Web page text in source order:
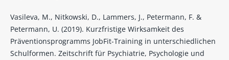
Vasileva, M., Nitkowski, D., Lammers, J., Petermann, F. &
Petermann, U. (2019). Kurzfristige Wirksamkeit des
Präventionsprogramms JobFit-Training in unterschiedlichen
Schulformen. Zeitschrift für Psychiatrie, Psychologie und